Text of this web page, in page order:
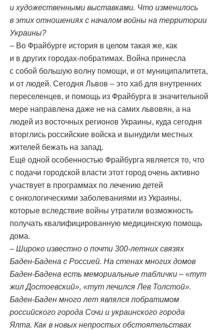
и художественными выставками. Что изменилось
в этих отношениях с началом войны на территории
Украины?
– Во Фрайбурге история в целом такая же, как
и в других городах-побратимах. Война принесла
с собой большую волну помощи, и от муниципалитета,
и от людей. Сегодня Львов – это хаб для внутренних
переселенцев, и помощь из Фрайбурга в значительной
мере направлена даже не на самих львовян, а на
людей из восточных регионов Украины, куда сегодня
вторглись российские войска и вынудили местных
жителей бежать на запад.
Ещё одной особенностью Фрайбурга является то, что
с подачи городской власти этот город очень активно
участвует в программах по лечению детей
с онкологическими заболеваниями из Украины,
которые вследствие войны утратили возможность
получать квалифицированную медицинскую помощь
дома.
– Широко известно о почти 300-летних связях
Баден-Бадена с Россией. На стенах многих домов
Баден-Бадена есть мемориальные таблички – «тут
жил Достоевский», «тут лечился Лев Толстой».
Баден-Баден много лет являлся побратимом
российского города Сочи и украинского города
Ялта. Как в новых непростых обстоятельствах